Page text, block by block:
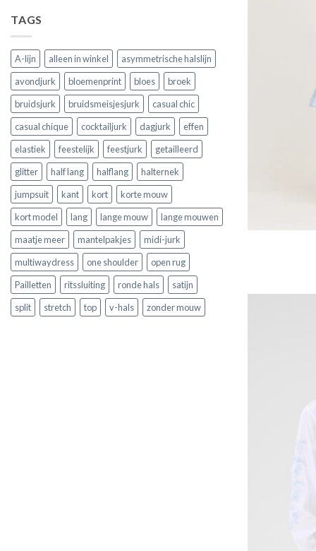
TAGS
A-lijn alleen in winkel
asymmetrische halslijn
avondjurk
bloemenprint bloes
broek
bruidsjurk
bruidsmeisjesjurk
casual chic
casual chique
cocktailjurk dagjurk
effen
elastiek
feestelijk feestjurk
getailleerd
glitter
half lang halflang
halternek
jumpsuit
kant kort
korte mouw
kort model
lang lange mouw
lange mouwen
maatje meer
mantelpakjes
midi-jurk
multiwaydress
one shoulder
open rug
Pailletten
ritssluiting ronde hals
satijn
split
stretch top v-hals zonder mouw